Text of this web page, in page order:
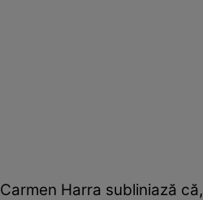
Carmen Harra subliniază